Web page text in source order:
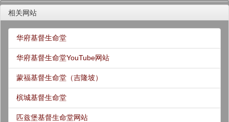
相关网站
华府基督生命堂
华府基督生命堂YouTube网站
蒙福基督生命堂（吉隆坡）
槟城基督生命堂
匹兹堡基督生命堂网站